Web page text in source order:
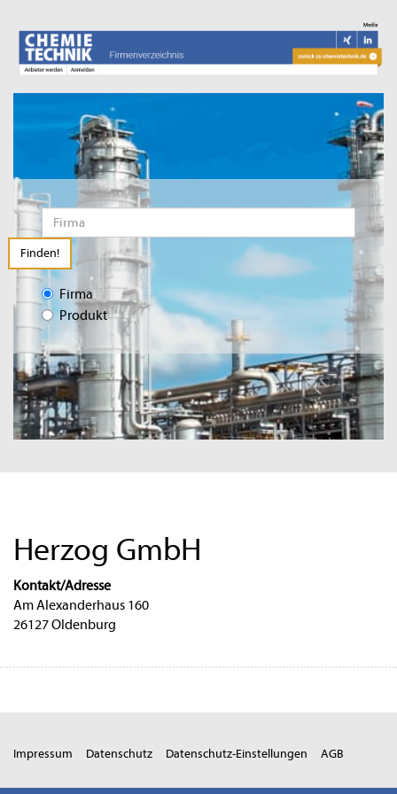
Finden!
Firma
Produkt
Herzog GmbH
Kontakt/Adresse
Am Alexanderhaus 160
26127 Oldenburg
Impressum Datenschutz Datenschutz-Einstellungen AGB